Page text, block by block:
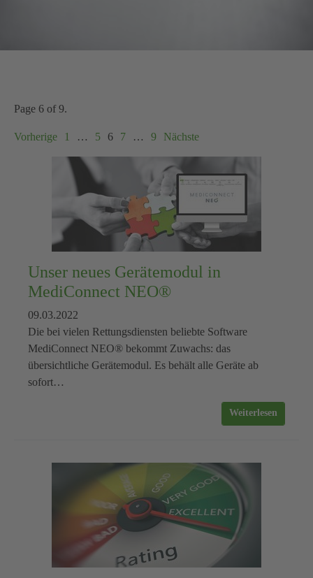
Page 6 of 9.
Vorherige 1 … 5 6 7 … 9 Nächste
Unser neues Gerätemodul in
MediConnect NEO®
09.03.2022
Die bei vielen Rettungsdiensten beliebte Software
MediConnect NEO® bekommt Zuwachs: das
übersichtliche Gerätemodul. Es behält alle Geräte ab
sofort…
Weiterlesen